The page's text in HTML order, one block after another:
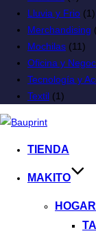
Lluvia y Frio (1)
Merchandising
Mochilas (11)
Oficina y
Tecnología y
Textil (1)
TIENDA
MAKITO